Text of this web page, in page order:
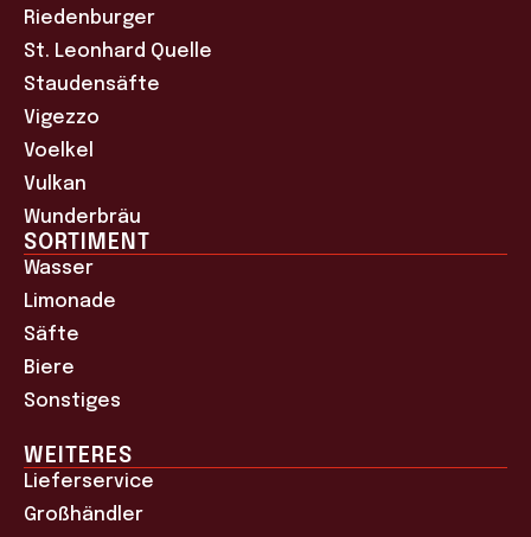
Riedenburger
St. Leonhard Quelle
Staudensäfte
Vigezzo
Voelkel
Vulkan
Wunderbräu
SORTIMENT
Wasser
Limonade
Säfte
Biere
Sonstiges
WEITERES
Lieferservice
Großhändler